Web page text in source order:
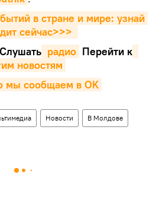
в стране и мире: узнай
сейчаc>>>
Cлушать радио Перейти к
новостям
мы сообщаем в OK
Новости В Молдове